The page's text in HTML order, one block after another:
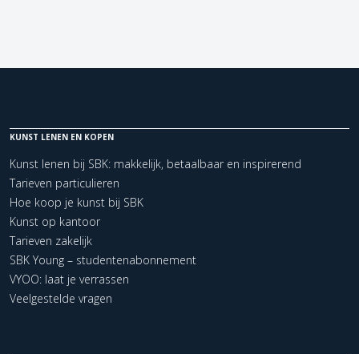
KUNST LENEN EN KOPEN
Kunst lenen bij SBK: makkelijk, betaalbaar en inspirerend
Tarieven particulieren
Hoe koop je kunst bij SBK
Kunst op kantoor
Tarieven zakelijk
SBK Young – studentenabonnement
VYOO: laat je verrassen
Veelgestelde vragen